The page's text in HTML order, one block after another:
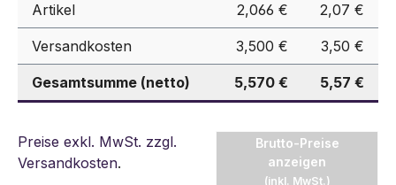
Artikel 2,066 € 2,07 €
Versandkosten 3,500 € 3,50 €
Gesamtsumme (netto) 5,570 € 5,57 €
Preise exkl. MwSt. zzgl.
Versandkosten.
Brutto-Preise
anzeigen
(inkl. MwSt.)